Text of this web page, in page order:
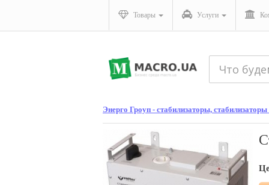
Товары Услуги
Энерго Гроуп - стабилизаторы,